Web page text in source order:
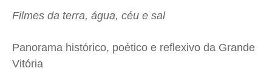
Filmes da terra, água, céu e sal
Panorama histórico, poético e reflexivo da Grande
Vitória